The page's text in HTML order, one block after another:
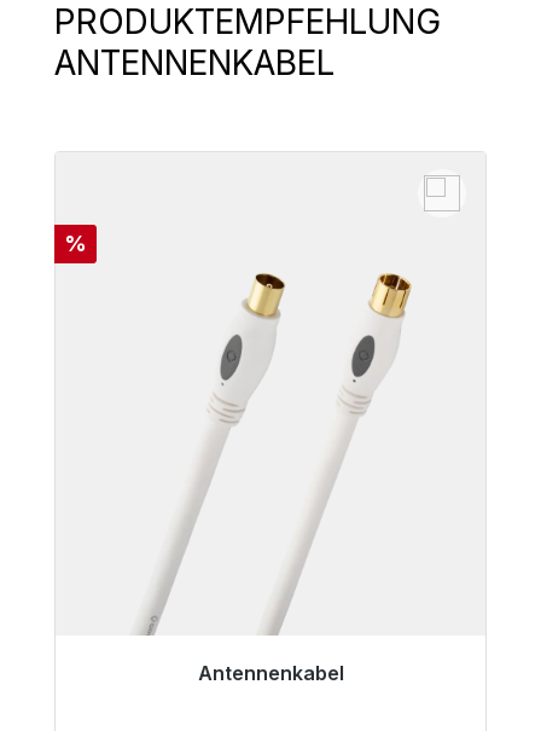
Produktgalerie überspringen
PRODUKTEMPFEHLUNG
ANTENNENKABEL
Rabatt
%
Antennenkabel